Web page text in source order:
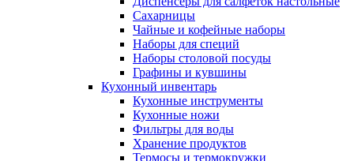
Сахарницы
Чайные и кофейные наборы
Наборы для специй
Наборы столовой посуды
Графины и кувшины
Кухонный инвентарь
Кухонные инструменты
Кухонные ножи
Фильтры для воды
Хранение продуктов
Термосы и термокружки